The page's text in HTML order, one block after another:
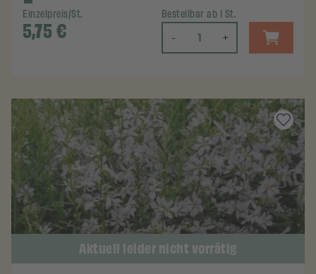
Einzelpreis/St.
5,75€
Bestellbar ab 1 St.
- +
Aktuell leider nicht vorrätig